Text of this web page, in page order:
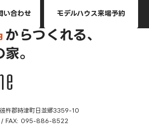
い合わせ モデルハウス来場予約
杵郡時津町日並郷3359-10
/ FAX: 095-886-8522